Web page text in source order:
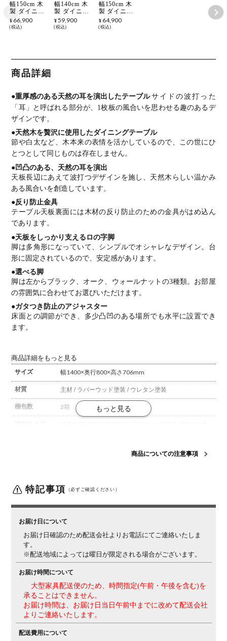
幅150cm 木
製 ダイニン
グテーブル
2本脚 イン
ル 長方形
食卓テーブ
ル おしゃれ
チュラル ブ
ラウン
¥ 66,900
税込
幅140cm 木
製 ダイニン
グテーブル
4本脚 イン
ル 長方形
チュラル ブ
ラウン
¥59,900
税込
幅150cm 木
製 ダイニン
グテーブル
4本脚 イン
ル 長方形
チュラル ブ
ラウン
¥ 64,900
税込
商品詳細
●重厚感のある天然の耳を演出したテーブルサイドの波打った
「耳」と呼ばれる部分が、1枚板の風合いを思わせる趣のあるデ
ザインです。
●天然木を贅沢に使用したダイニングテーブル
節や白太など、木本来の表情を活かしているので、この世にひ
とつとして同じものは存在しません。
●凹凸のある、天然の耳を演出
天板長辺にあえて波打つデザインを施し、天然木らしい温かみ
ある風合いを創造しています。
●反り防止金具
テーブル天板裏面には木材の反り防止のための金具がはめ込ん
であります。
●天板をしっかり支えるロの字脚
脚は多角形になっていて、シンプルでオシャレなデザイン。台
形に固定されているので、安定感があります。
●選べる脚
脚は左からブラック、オーク、ウォールナットの3種類。お部屋
の雰囲気に合わせてお選びいただけます。
●ガタつき防止のアジャスター
床面との調節ができ、多少凸凹のある場所でも水平に設置でき
ます。
商品詳細をもっと見る
サイズ
幅1400×奥行800×高さ706mm
材質 主材 / ラバーウッド塗装 / ウレタン塗装
梱包数 2箱
ご注意
この商品は天然木を使用しているため、木目や節、色味
商品ページの写真と異なる場合がございますので、予め
ご了承ください。
商品についての注意事項
特記事項 （必ずご確認ください）
お届け日について
お届け日確認のため配送会社よりお電話にてご連絡いたしま
す。
※配送地域によっては曜日が限定される場合がございます。
お届け時間について
大型家具配送便のため、時間指定(午前・午後を含む)を
承ることはできません。
お届け時間は、お届け日当日午前中までに改めて配送会社
よりご連絡いたします。
配送費用について